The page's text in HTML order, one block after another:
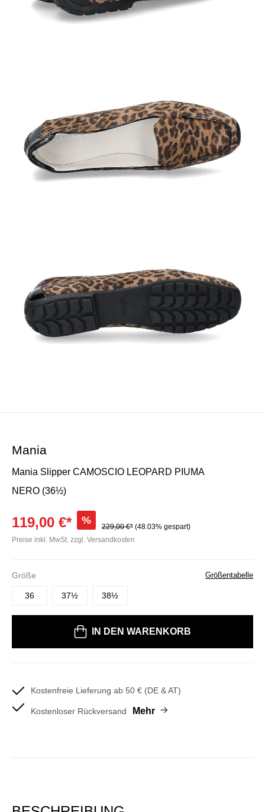
Mania
Mania Slipper CAMOSCIO LEOPARD PIUMA
NERO (36½)
119,00 €* %
229,00 €* (48.03% gespart)
Preise inkl. MwSt. zzgl. Versandkosten
Größe Größentabelle
36 37½ 38½
IN DEN WARENKORB
Kostenfreie Lieferung ab 50 € (DE & AT)
Kostenloser Rückversand Mehr